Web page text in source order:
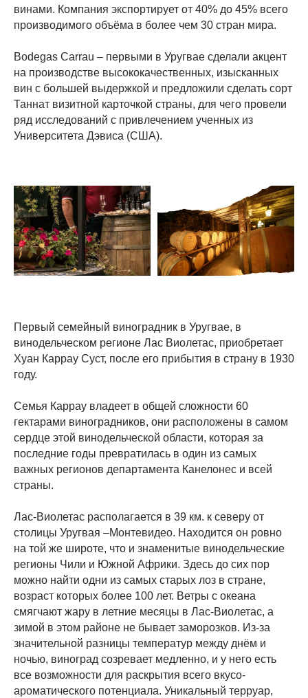
винами. Компания экспортирует от 40% до 45% всего
производимого объёма в более чем 30 стран мира.
Bodegas Carrau – первыми в Уругвае сделали акцент
на производстве высококачественных, изысканных
вин с большей выдержкой и предложили сделать сорт
Таннат визитной карточкой страны, для чего провели
ряд исследований с привлечением ученных из
Университета Дэвиса (США).
Первый семейный виноградник в Уругвае, в
винодельческом регионе Лас Виолетас, приобретает
Хуан Каррау Суст, после его прибытия в страну в 1930
году.
Семья Каррау владеет в общей сложности 60
гектарами виноградников, они расположены в самом
сердце этой винодельческой области, которая за
последние годы превратилась в один из самых
важных регионов департамента Канелонес и всей
страны.
Лас-Виолетас располагается в 39 км. к северу от
столицы Уругвая –Монтевидео. Находится он ровно
на той же широте, что и знаменитые винодельческие
регионы Чили и Южной Африки. Здесь до сих пор
можно найти одни из самых старых лоз в стране,
возраст которых более 100 лет. Ветры с океана
смягчают жару в летние месяцы в Лас-Виолетас, а
зимой в этом районе не бывает заморозков. Из-за
значительной разницы температур между днём ​​и
ночью, виноград созревает медленно, и у него есть
все возможности для раскрытия всего вкусо-
ароматического потенциала. Уникальный терруар,